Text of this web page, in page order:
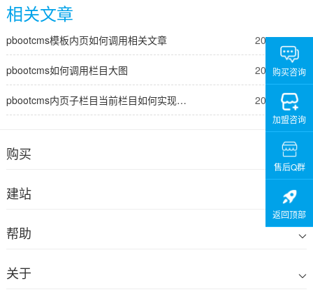
相关文章
pbootcms模板内页如何调用相关文章 2026-06-20
pbootcms如何调用栏目大图 2026-06-20
pbootcms内页子栏目当前栏目如何实现高亮显示 2026-06-20
购买
建站
帮助
关于
购买咨询
加盟咨询
售后Q群
返回顶部